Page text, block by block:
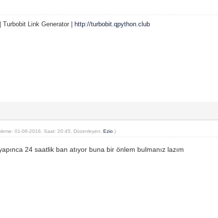
Link Generator | http://turbobit.qpython.club
01-06-2016, Saat: 20:45, Düzenleyen:Ezio .)
24 saatlik ban atıyor buna bir önlem bulmanız lazım